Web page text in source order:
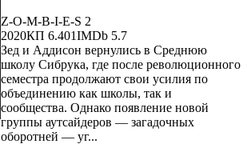
Z-O-M-B-I-E-S 2
2020КП 6.401IMDb 5.7
Зед и Аддисон вернулись в Среднюю
школу Сибрука, где после революционного
семестра продолжают свои усилия по
объединению как школы, так и
сообщества. Однако появление новой
группы аутсайдеров — загадочных
оборотней — уг...